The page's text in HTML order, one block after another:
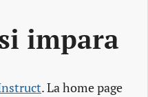
impara
. La home page